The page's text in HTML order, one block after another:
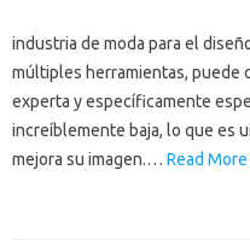
industria de moda para el
múltiples herramientas, puede
experta y específicamente
increíblemente baja, lo que es
mejora su imagen.… Read More